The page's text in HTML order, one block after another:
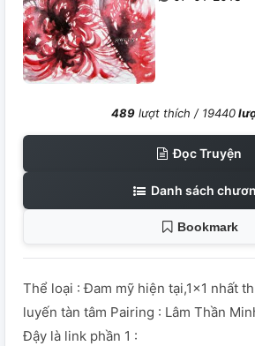
489lượt thích / 19440
Đọc Truyện
Danh sách
Bookmark
Thể loại : Đam mỹ hiện tại,1x1 nhất
luyến tàn tâm Pairing : Lâm Thần
Đậy là link phần 1 :